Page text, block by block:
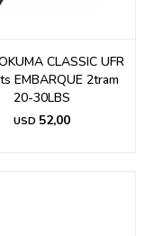
CLASSIC UFR
EMBARQUE 2tram
20-30LBS
USD 52,00